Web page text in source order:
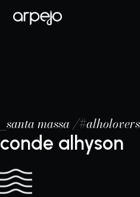
_santa massa /#alholovers
conde alhyson